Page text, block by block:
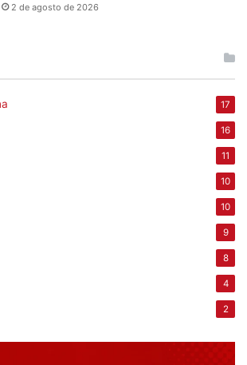
2 de agosto de 2026
17
16
11
10
10
9
8
4
2